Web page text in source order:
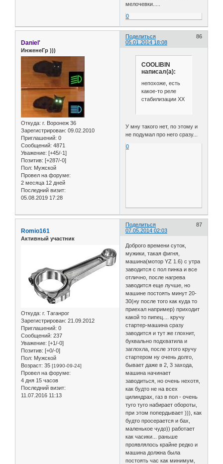
мелочевки.....
0
Поделиться
86
05.01.2014 18:08
Daniel'
ИнженеГр )))
Откуда: г. Воронеж 36
Зарегистрирован: 09.02.2010
Приглашений: 0
Сообщений: 4871
Уважение: [+45/-1]
Позитив: [+287/-0]
Пол: Мужской
Провел на форуме:
2 месяца 12 дней
Последний визит:
05.08.2019 17:28
COOLIBIN
написал(а):
непохоже, есть
какое-то реле
стабилизации ХХ
У мну такого нет, по этому и
не подумал про него сразу...
0
Поделиться
87
07.05.2014 02:03
Romio161
Активный участник
Откуда: г. Таганрог
Зарегистрирован: 21.09.2012
Приглашений: 0
Сообщений: 237
Уважение: [+1/-0]
Позитив: [+0/-0]
Пол: Мужской
Возраст: 35 [1990-09-24]
Провел на форуме:
4 дня 15 часов
Последний визит:
11.07.2016 11:13
Доброго времени суток,
мужики, такая фигня,
машина(мотор YZ 1.6) с утра
заводится с пол пинка и все
отлично, после нагрева
заводится еще лучше, но
машине постоять минут 20-
30(ну после того как куда то
приехал например) приходит
какой то пипец.... кручу
стартер-машина сразу
заводится и тут же глохнит,
буквально подхватила и
заглохла, после этого кручу
стартером ну очень долго,
бывает даже в 2, 3 захода,
машина начинает
заводиться, но очень нехотя,
как будто не на всех
цилиндрах, газ в пол - очень
туго туго набирает обороты,
при этом попердывает ))), как
будто просерается и бах,
маленькое чудо)) работает
как часики... раньше
проявлялось крайне редко и
машина должна была
постоять час как минимум,